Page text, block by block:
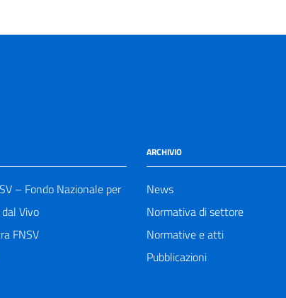
– Fondo Nazionale per
Vivo
FNSV
ARCHIVIO
News
Normativa di settore
Normative e atti
Pubblicazioni